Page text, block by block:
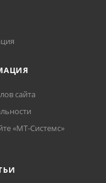
сайта
«МТ-Системс»